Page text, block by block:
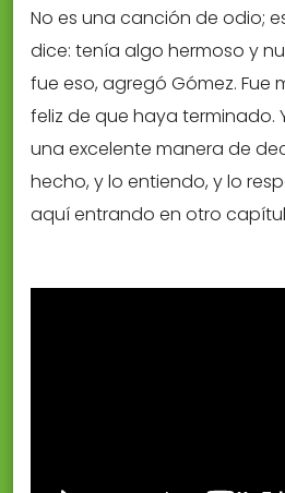
No es una canción de odio;
dice: tenía algo hermoso y
fue eso, agregó Gómez.
feliz de que haya terminado.
una excelente manera de
hecho, y lo entiendo, y lo
aquí entrando en otro